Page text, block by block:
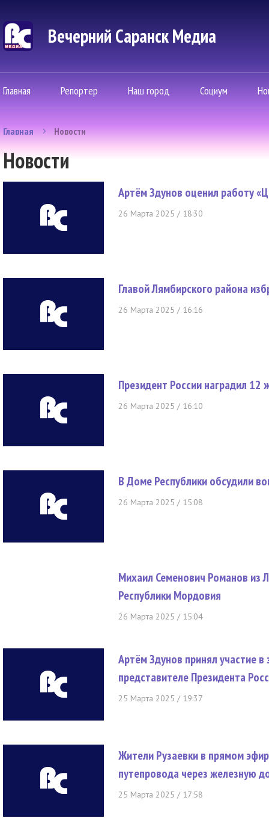
Вечерний Саранск Mедиа
Главная Репортер Наш город Социум
Главная Новости
Новости
Артём Здунов оценил работу
26 Марта 2025 / 18:30
Главой Лямбирского района
26 Марта 2025 / 16:16
Президент России наградил
26 Марта 2025 / 16:10
В Доме Республики обсудили
26 Марта 2025 / 15:08
Михаил Семенович Романов из
Республики Мордовия
26 Марта 2025 / 15:04
Артём Здунов принял участие
представителе Президента
25 Марта 2025 / 19:37
Жители Рузаевки в прямом
путепровода через железную
25 Марта 2025 / 17:58